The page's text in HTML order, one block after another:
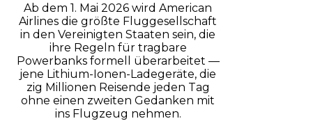
Ab dem 1. Mai 2026 wird American
Airlines die größte Fluggesellschaft
in den Vereinigten Staaten sein, die
ihre Regeln für tragbare
Powerbanks formell überarbeitet —
jene Lithium-Ionen-Ladegeräte, die
zig Millionen Reisende jeden Tag
ohne einen zweiten Gedanken mit
ins Flugzeug nehmen.